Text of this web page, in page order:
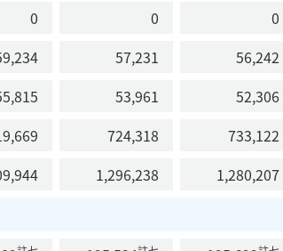
0 0
0
57,231
56,242
53,961
52,306
724,318
733,122
1,296,238 1,280,207